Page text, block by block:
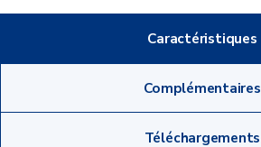
Caractéristiques
Complémentaires
Téléchargements